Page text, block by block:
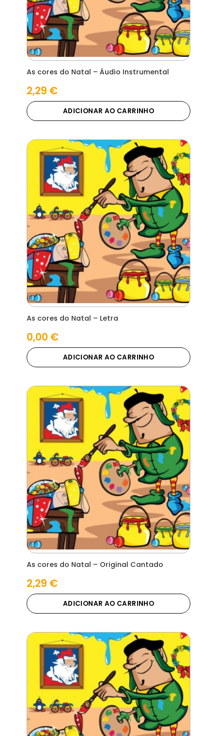
As cores do Natal – Áudio Instrumental
2,29 €
ADICIONAR AO CARRINHO
As cores do Natal – Letra
0,00 €
ADICIONAR AO CARRINHO
As cores do Natal – Original Cantado
2,29 €
ADICIONAR AO CARRINHO